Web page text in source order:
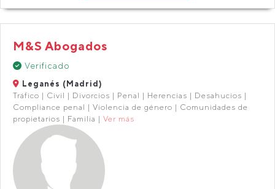
M&S Abogados
Verificado
Leganés (Madrid)
Tráfico | Civil | Divorcios | Penal | Herencias | Desahucios |
Compliance penal | Violencia de género | Comunidades de
propietarios | Familia | Ver más